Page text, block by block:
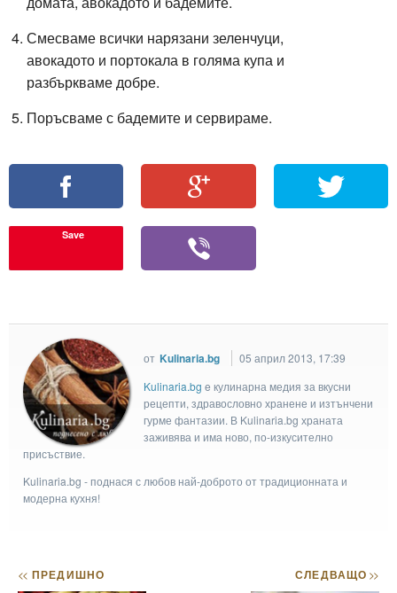
Смесваме всички нарязани зеленчуци,
авокадото и портокала в голяма купа и
разбъркваме добре.
Поръсваме с бадемите и сервираме.
Save
от Kulinaria.bg
05 април 2013, 17:39
Kulinaria.bg e кулинарна медия за вкусни
рецепти, здравословно хранене и изтънчени
гурме фантазии. В Kulinaria.bg храната
заживява и има ново, по-изкусително
присъствие.
Kulinaria.bg - поднася с любов най-доброто от традиционната и
модерна кухня!
<< ПРЕДИШНО СЛЕДВАЩО>>